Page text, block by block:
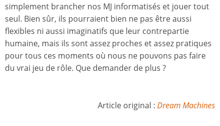
simplement brancher nos MJ informatisés et jouer tout
seul. Bien sûr, ils pourraient bien ne pas être aussi
flexibles ni aussi imaginatifs que leur contrepartie
humaine, mais ils sont assez proches et assez pratiques
pour tous ces moments où nous ne pouvons pas faire
du vrai jeu de rôle. Que demander de plus ?
Article original : Dream Machines